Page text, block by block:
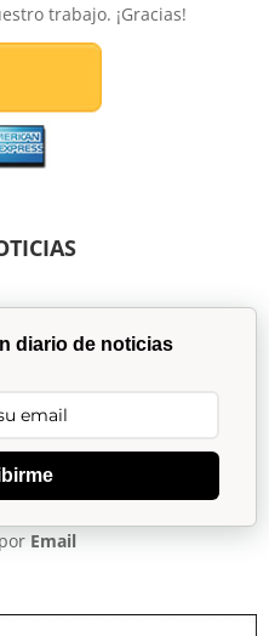
trabajo. ¡Gracias!
diario de noticias
Email